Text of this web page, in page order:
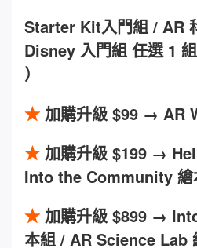
Starter Kit入門組 / AR
Disney 入門組 任選 1
）
★ 加購升級 $99 → AR
★ 加購升級 $199 →
Into the Community 繪
★ 加購升級 $899 →
本組 / AR Science Lab